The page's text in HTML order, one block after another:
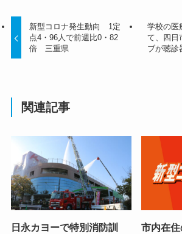
新型コロナ発生動向 1定
点4・96人で前週比0・82
倍 三重県
学校の医
て、四日
ブが聴診
関連記事
日永カヨーで特別消防訓
市内在